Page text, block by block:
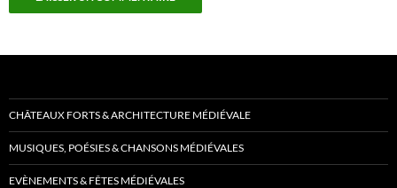
CHÂTEAUX FORTS & ARCHITECTURE MÉDIÉVALE
MUSIQUES, POÉSIES & CHANSONS MÉDIÉVALES
EVÈNEMENTS & FÊTES MÉDIÉVALES